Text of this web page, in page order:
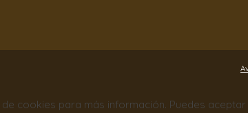
cookies para más información. Puedes